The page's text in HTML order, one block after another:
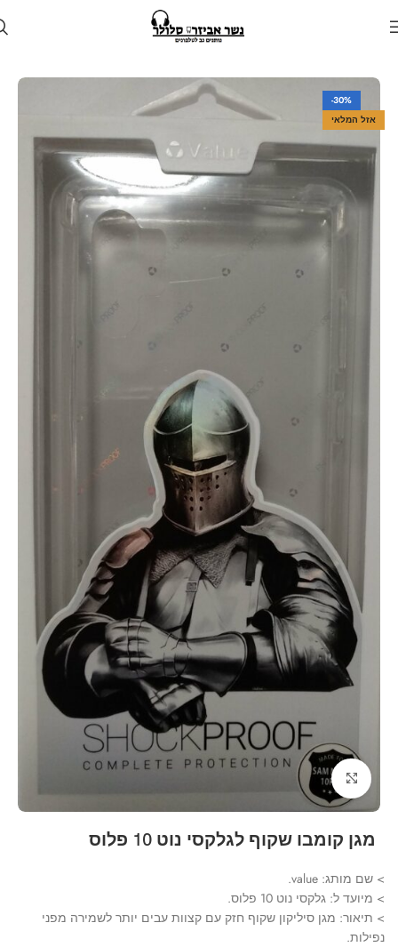
מגנים למכשירי סמסונג
-30%
אזל המלאי
Click to enlarge
מגן קומבו שקוף לגלקסי נוט 10 פלוס
> שם מותג: value.
> מיועד ל: גלקסי נוט 10 פלוס.
> תיאור: מגן סיליקון שקוף חזק עם קצוות עבים יותר לשמירה מפני
נפילות.